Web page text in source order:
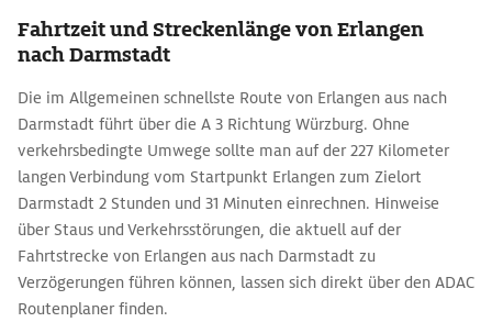
Fahrtzeit und Streckenlänge von Erlangen
nach Darmstadt
Die im Allgemeinen schnellste Route von Erlangen aus nach
Darmstadt führt über die A 3 Richtung Würzburg. Ohne
verkehrsbedingte Umwege sollte man auf der 227 Kilometer
langen Verbindung vom Startpunkt Erlangen zum Zielort
Darmstadt 2 Stunden und 31 Minuten einrechnen. Hinweise
über Staus und Verkehrsstörungen, die aktuell auf der
Fahrtstrecke von Erlangen aus nach Darmstadt zu
Verzögerungen führen können, lassen sich direkt über den ADAC
Routenplaner finden.